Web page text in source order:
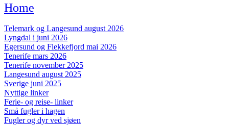
Home
Telemark og Langesund august 2026
Lyngdal i juni 2026
Egersund og Flekkefjord mai 2026
Tenerife mars 2026
Tenerife november 2025
Langesund august 2025
Sverige juni 2025
Nyttige linker
Ferie- og reise- linker
Små fugler i hagen
Fugler og dyr ved sjøen